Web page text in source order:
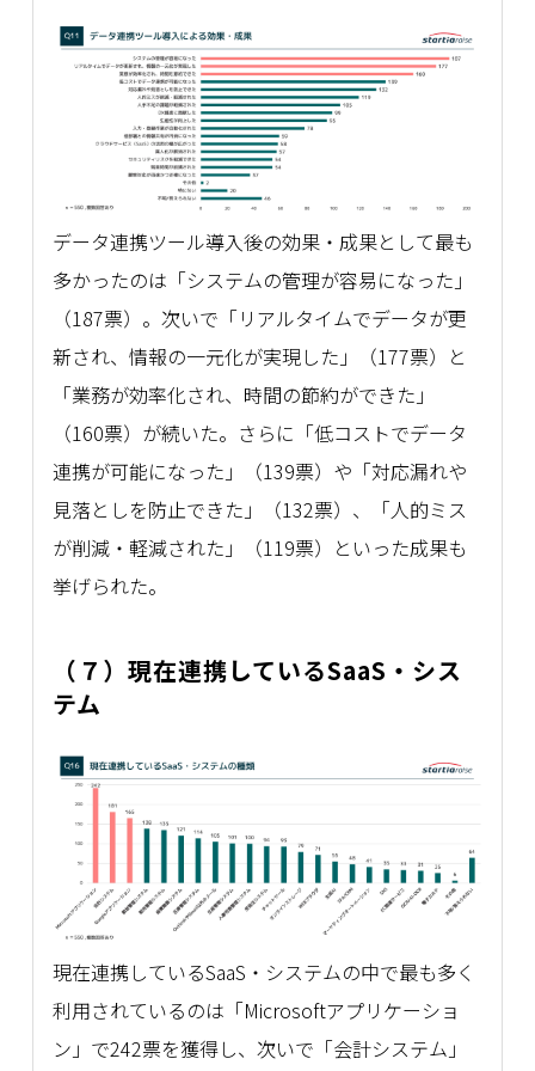
データ連携ツール導入後の効果・成果として最も
多かったのは「システムの管理が容易になった」
（187票）。次いで「リアルタイムでデータが更
新され、情報の一元化が実現した」（177票）と
「業務が効率化され、時間の節約ができた」
（160票）が続いた。さらに「低コストでデータ
連携が可能になった」（139票）や「対応漏れや
見落としを防止できた」（132票）、「人的ミス
が削減・軽減された」（119票）といった成果も
挙げられた。
（７）現在連携しているSaaS・シス
テム
現在連携しているSaaS・システムの中で最も多く
利用されているのは「Microsoftアプリケーショ
ン」で242票を獲得し、次いで「会計システム」